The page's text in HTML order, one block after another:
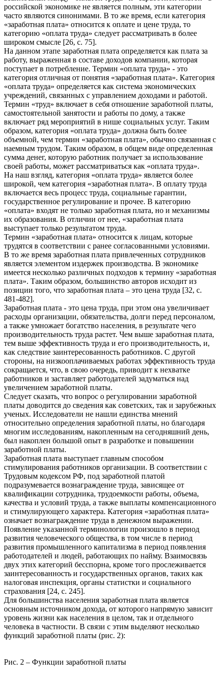
российской экономике не является полным, эти категории
часто являются синонимами. В то же время, если категория
«заработная плата» относится к оплате и цене труда, то
категорию «оплата труда» следует рассматривать в более
широком смысле [26, с. 75].
На данном этапе заработная плата определяется как плата за
работу, выраженная в составе доходов компании, которая
поступает в потребление. Термин «оплата труда» - это
категория отличная от понятия «заработная плата». Категория
«оплата труда» определяется как система экономических
учреждений, связанных с управлением доходами и работой.
Термин «труд» включает в себя отношение заработной платы,
самостоятельной занятости и работы по дому, а также
включает ряд мероприятий в нише социальных услуг. Таким
образом, категория «оплата труда» должна быть более
объемной, чем термин «заработная плата», обычно связанная с
наемным трудом. Таким образом, в общем виде определенная
сумма денег, которую работник получает за использование
своей работы, может рассматриваться как «оплата труда».
На наш взгляд, категория «оплата труда» является более
широкой, чем категория «заработная плата». В оплату труда
включается весь процесс труда, социальные гарантии,
государственное регулирование и прочее. В категорию
«оплата» входят не только заработная плата, но и механизмы
их образования. В отличии от нее, «заработная плата
выступает только результатом труда.
Термин «заработная плата» относится к лицам, которые
трудятся в соответствии с ранее согласованными условиями.
В то же время заработная плата привлеченных сотрудников
является элементом издержек производства. В экономике
имеется несколько различных подходов к термину «заработная
плата». Таким образом, большинство авторов исходит из
позиции того, что заработная плата – это цена труда [32, с.
481-482].
Заработная плата - это цена труда, при этом она увеличивает
расходы организации, обязательства, долги перед персоналом,
а также умножает богатство населения, в результате чего
производительность труда растет. Чем выше заработная плата,
тем выше эффективность труда и его производительность, и,
как следствие заинтересованность работников. С другой
стороны, на низкооплачиваемых работах эффективность труда
сокращается, что, в свою очередь, приводит к нехватке
работников и заставляет работодателей задуматься над
увеличением заработной платы.
Следует сказать, что вопрос о регулировании заработной
платы доводится до сведения как советских, так и зарубежных
ученых. Исследователи не нашли единства мнений
относительно определения заработной платы, но благодаря
многим исследованиям, накопленным на сегодняшний день,
был накоплен большой опыт в разработке и повышении
заработной платы.
Заработная плата выступает главным способом
стимулирования работников организации. В соответствии с
Трудовым кодексом РФ, под заработной платой
подразумевается вознаграждение труда, зависящее от
квалификации сотрудника, трудоемкости работы, объема,
качества и условий труда, а также выплаты компенсационного
и стимулирующего характера. Категория «заработная плата»
означает вознаграждение труда в денежном выражении.
Появление указанной терминологии произошло в период
развития человеческого общества, в том числе в период
развития промышленного капитализма в период появления
работодателей и людей, работающих по найму. Взаимосвязь
двух этих категорий бесспорна, кроме того прослеживается
заинтересованность и государственных органов, таких как
налоговая инспекция, органы статистки и социального
страхования [24, с. 245].
Для большинства населения заработная плата является
основным источником дохода, от которого напрямую зависит
уровень жизни как населения в целом, так и отдельного
человека в частности. В связи с этим выделяют несколько
функций заработной платы (рис. 2):
Рис. 2 – Функции заработной платы